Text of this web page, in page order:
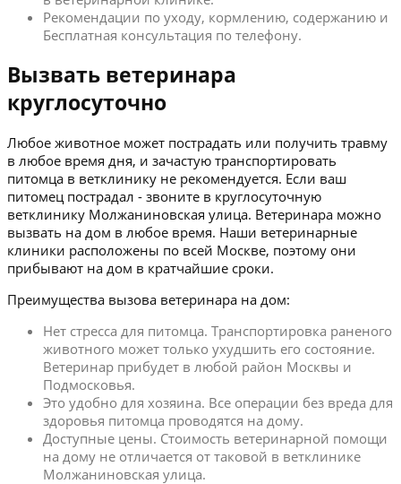
Рекомендации по уходу, кормлению, содержанию и
Бесплатная консультация по телефону.
Вызвать ветеринара
круглосуточно
Любое животное может пострадать или получить травму
в любое время дня, и зачастую транспортировать
питомца в ветклинику не рекомендуется. Если ваш
питомец пострадал - звоните в круглосуточную
ветклинику Молжаниновская улица. Ветеринара можно
вызвать на дом в любое время. Наши ветеринарные
клиники расположены по всей Москве, поэтому они
прибывают на дом в кратчайшие сроки.
Преимущества вызова ветеринара на дом:
Нет стресса для питомца. Транспортировка раненого
животного может только ухудшить его состояние.
Ветеринар прибудет в любой район Москвы и
Подмосковья.
Это удобно для хозяина. Все операции без вреда для
здоровья питомца проводятся на дому.
Доступные цены. Стоимость ветеринарной помощи
на дому не отличается от таковой в ветклинике
Молжаниновская улица.